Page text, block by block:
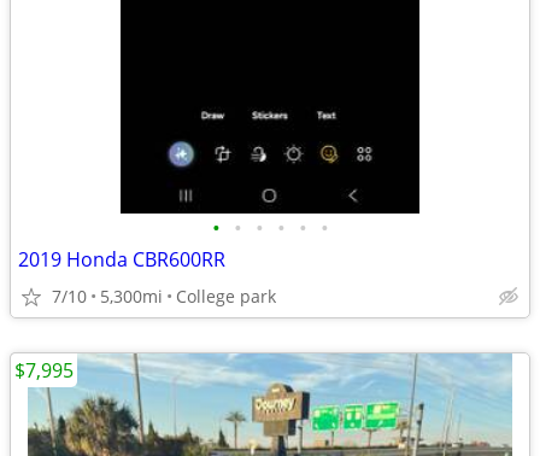
• • • • • •
2019 Honda CBR600RR
7/10 5,300mi College park
$7,995